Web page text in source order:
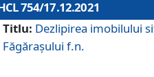
754/17.12.2021
Titlu: Dezlipirea imobilului
Făgărașului f.n.